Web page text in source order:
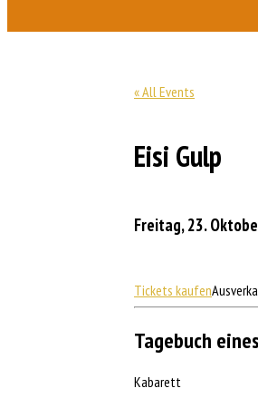
« All Events
Eisi Gulp
Freitag, 23.
Tickets kaufen
Tagebuch
Kabarett